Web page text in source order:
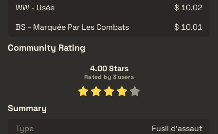
WW - Usée
$ 10.02
BS - Marquée Par Les Combats
$ 10.01
Community Rating
4.00 Stars
Rated by 3 users
Summary
Type
Fusil d'assaut